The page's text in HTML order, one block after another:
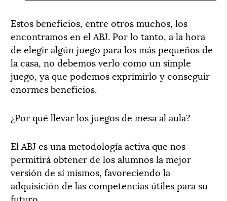
Estos beneficios, entre otros muchos, los
encontramos en el ABJ. Por lo tanto, a la hora
de elegir algún juego para los más pequeños de
la casa, no debemos verlo como un simple
juego, ya que podemos exprimirlo y conseguir
enormes beneficios.
¿Por qué llevar los juegos de mesa al aula?
El ABJ es una metodología activa que nos
permitirá obtener de los alumnos la mejor
versión de sí mismos, favoreciendo la
adquisición de las competencias útiles para su